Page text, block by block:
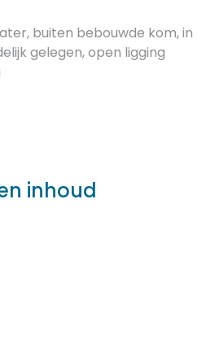
buiten bebouwde kom, in
gelegen, open ligging
inhoud